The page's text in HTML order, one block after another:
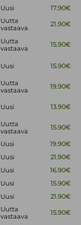
Uusi 17.90€
Uutta
vastaava
21.90€
Uutta
vastaava
15.90€
Uusi 15.90€
Uutta
vastaava
19.90€
Uusi 13.90€
Uutta
vastaava
15.90€
Uusi
19.90€
Uusi
21.90€
Uusi
16.90€
Uusi
15.90€
Uusi 21.90€
Uutta
vastaava
15.90€